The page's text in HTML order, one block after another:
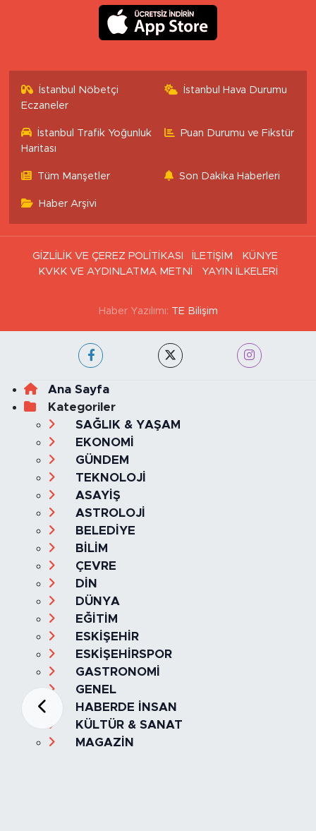
İstanbul Nöbetçi
Eczaneler
İstanbul Hava Durumu
İstanbul Trafik Yoğunluk
Haritası
Puan Durumu ve Fikstür
Tüm Manşetler Son Dakika Haberleri
Haber Arşivi
GİZLİLİK VE ÇEREZ POLİTİKASI İLETİŞİM
KÜNYE
KVKK VE AYDINLATMA METNİ
YAYIN İLKELERİ
Haber Yazılımı: TE Bilişim
Ana Sayfa
Kategoriler
SAĞLIK & YAŞAM
EKONOMİ
GÜNDEM
TEKNOLOJİ
ASAYİŞ
ASTROLOJİ
BELEDİYE
BİLİM
ÇEVRE
DİN
DÜNYA
EĞİTİM
ESKİŞEHİR
ESKİŞEHİRSPOR
GASTRONOMİ
GENEL
HABERDE İNSAN
KÜLTÜR & SANAT
MAGAZİN